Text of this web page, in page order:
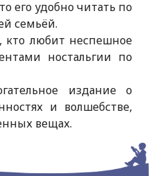
его удобно читать по
семьёй.
кто любит неспешное
ностальгии по
издание о
и волшебстве,
вещах.